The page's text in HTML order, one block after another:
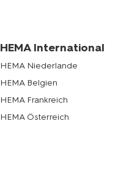
HEMA International
HEMA Niederlande
HEMA Belgien
HEMA Frankreich
HEMA Österreich